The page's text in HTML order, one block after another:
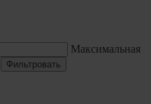
Максимальная
Фильтровать